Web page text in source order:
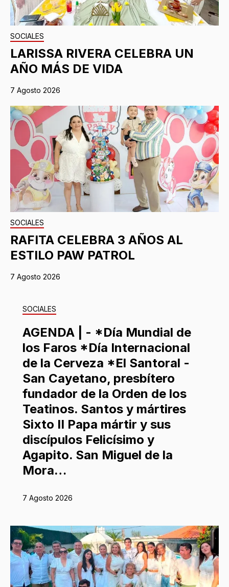
SOCIALES
LARISSA RIVERA CELEBRA UN
AÑO MÁS DE VIDA
7 Agosto 2026
SOCIALES
RAFITA CELEBRA 3 AÑOS AL
ESTILO PAW PATROL
7 Agosto 2026
SOCIALES
AGENDA | - *Día Mundial de
los Faros *Día Internacional
de la Cerveza *El Santoral -
San Cayetano, presbítero
fundador de la Orden de los
Teatinos. Santos y mártires
Sixto II Papa mártir y sus
discípulos Felicísimo y
Agapito. San Miguel de la
Mora…
7 Agosto 2026